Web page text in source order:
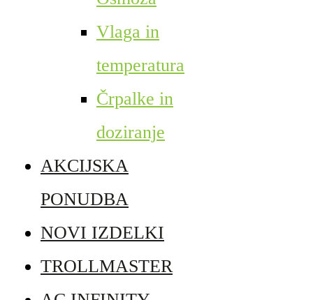
Vlaga in
temperatura
Črpalke in
doziranje
AKCIJSKA
PONUDBA
NOVI IZDELKI
TROLLMASTER